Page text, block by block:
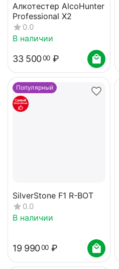
Алкотестер AlcoHunter
Professional X2
0.0
В наличии
33 50000 ₽
Популярный
SilverStone F1 R-BOT
0.0
В наличии
19 99000 ₽